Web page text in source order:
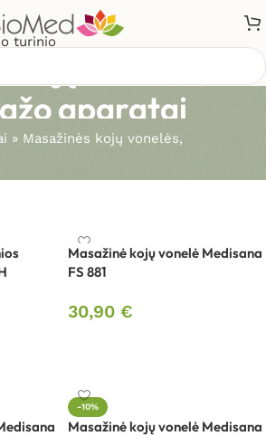
turinio
kojų vonelės,
aparatai
» Masažinės kojų vonelės,
Masažinė kojų vonelė Medisana
FS 881
30,90 €
-10%
Masažinė kojų vonelė Medisana